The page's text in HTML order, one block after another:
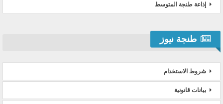
إذاعة طنجة المتوسط
طنجة نيوز
شروط الاستخدام
بيانات قانونية